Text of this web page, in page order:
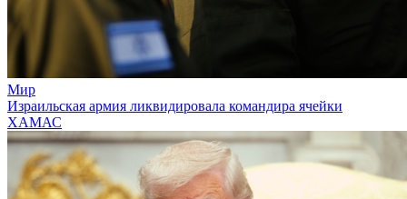
Мир
Израильская армия ликвидировала командира ячейки
ХАМАС